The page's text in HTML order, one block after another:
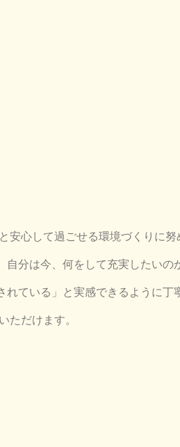
安心して過ごせる環境づくりに努
自分は今、何をして充実したいの
れている」と実感できるように丁
ただけます。